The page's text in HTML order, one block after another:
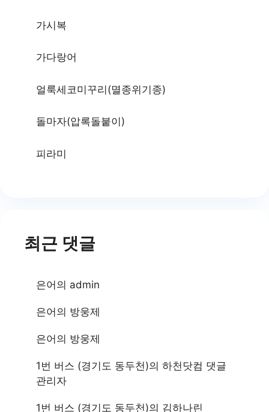
가시복
가다랑어
얼룩세코미꾸리(멸종위기종)
돌마자(압록돌붙이)
피라미
최근 댓글
은어의 admin
은어의 방웅제
은어의 방웅제
1번 버스 (경기도 동두천)의 하천닷컴 댓글
관리자
1번 버스 (경기도 동두천)의 김하나린